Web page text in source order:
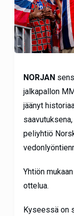
NORJAN
jalkapallon
jäänyt
peliyhtiö
Yhtiön
ottelua.
Kyseessä on